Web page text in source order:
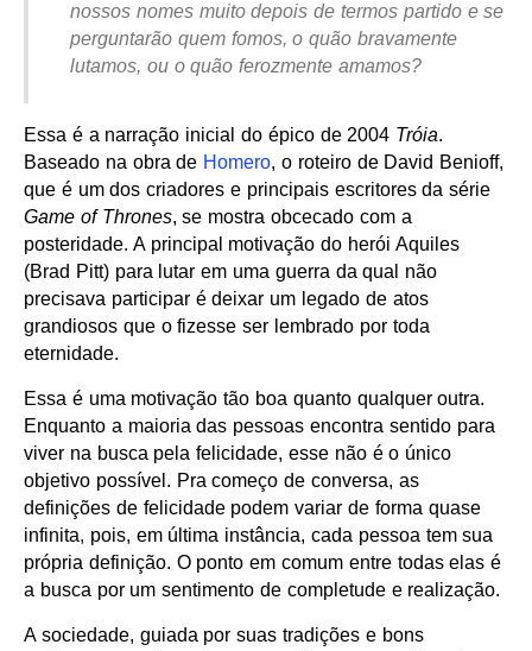
nossos nomes muito depois de termos partido e se
perguntarão quem fomos, o quão bravamente
lutamos, ou o quão ferozmente amamos?
Essa é a narração inicial do épico de 2004 Tróia.
Baseado na obra de Homero, o roteiro de David Benioff,
que é um dos criadores e principais escritores da série
Game of Thrones, se mostra obcecado com a
posteridade. A principal motivação do herói Aquiles
(Brad Pitt) para lutar em uma guerra da qual não
precisava participar é deixar um legado de atos
grandiosos que o fizesse ser lembrado por toda
eternidade.
Essa é uma motivação tão boa quanto qualquer outra.
Enquanto a maioria das pessoas encontra sentido para
viver na busca pela felicidade, esse não é o único
objetivo possível. Pra começo de conversa, as
definições de felicidade podem variar de forma quase
infinita, pois, em última instância, cada pessoa tem sua
própria definição. O ponto em comum entre todas elas é
a busca por um sentimento de completude e realização.
A sociedade, guiada por suas tradições e bons